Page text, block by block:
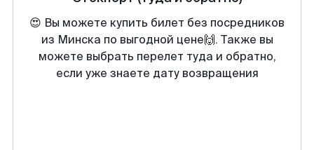
😍 Вы можете купить билет без посредников
из Минска по выгодной цене🙌. Также вы
можете выбрать перелет туда и обратно,
если уже знаете дату возвращения